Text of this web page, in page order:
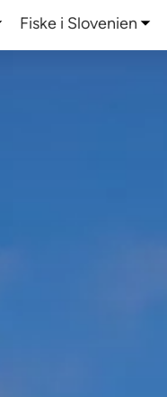
Fiske i Slovenien